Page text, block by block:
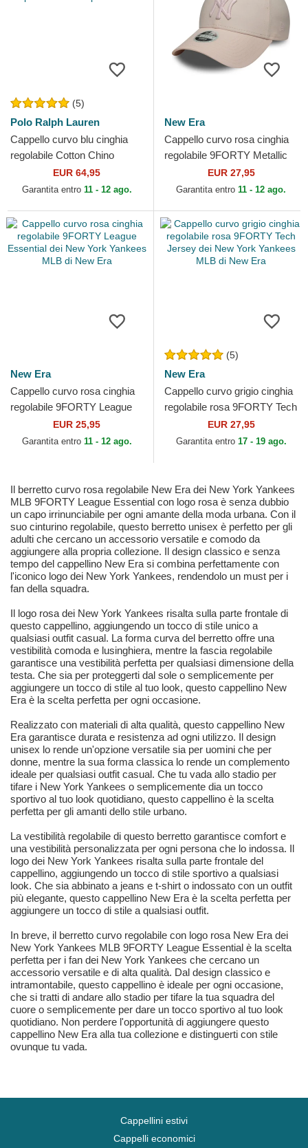
(5)
Polo Ralph Lauren
Cappello curvo blu cinghia
regolabile Cotton Chino
Classic Sport di Polo Ralph
Lauren
EUR 64,95
Garantita entro 11 - 12 ago.
New Era
Cappello curvo rosa cinghia
regolabile 9FORTY Metallic
dei New York Yankees MLB
di New Era
EUR 27,95
Garantita entro 11 - 12 ago.
New Era
Cappello curvo rosa cinghia
regolabile 9FORTY League
Essential dei New York
Yankees MLB di New Era
EUR 25,95
Garantita entro 11 - 12 ago.
(5)
New Era
Cappello curvo grigio cinghia
regolabile rosa 9FORTY Tech
Jersey dei New York
Yankees MLB di New Era
EUR 27,95
Garantita entro 17 - 19 ago.
Il berretto curvo rosa regolabile New Era dei New York Yankees
MLB 9FORTY League Essential con logo rosa è senza dubbio
un capo irrinunciabile per ogni amante della moda urbana. Con il
suo cinturino regolabile, questo berretto unisex è perfetto per gli
adulti che cercano un accessorio versatile e comodo da
aggiungere alla propria collezione. Il design classico e senza
tempo del cappellino New Era si combina perfettamente con
l'iconico logo dei New York Yankees, rendendolo un must per i
fan della squadra.
Il logo rosa dei New York Yankees risalta sulla parte frontale di
questo cappellino, aggiungendo un tocco di stile unico a
qualsiasi outfit casual. La forma curva del berretto offre una
vestibilità comoda e lusinghiera, mentre la fascia regolabile
garantisce una vestibilità perfetta per qualsiasi dimensione della
testa. Che sia per proteggerti dal sole o semplicemente per
aggiungere un tocco di stile al tuo look, questo cappellino New
Era è la scelta perfetta per ogni occasione.
Realizzato con materiali di alta qualità, questo cappellino New
Era garantisce durata e resistenza ad ogni utilizzo. Il design
unisex lo rende un'opzione versatile sia per uomini che per
donne, mentre la sua forma classica lo rende un complemento
ideale per qualsiasi outfit casual. Che tu vada allo stadio per
tifare i New York Yankees o semplicemente dia un tocco
sportivo al tuo look quotidiano, questo cappellino è la scelta
perfetta per gli amanti dello stile urbano.
La vestibilità regolabile di questo berretto garantisce comfort e
una vestibilità personalizzata per ogni persona che lo indossa. Il
logo dei New York Yankees risalta sulla parte frontale del
cappellino, aggiungendo un tocco di stile sportivo a qualsiasi
look. Che sia abbinato a jeans e t-shirt o indossato con un outfit
più elegante, questo cappellino New Era è la scelta perfetta per
aggiungere un tocco di stile a qualsiasi outfit.
In breve, il berretto curvo regolabile con logo rosa New Era dei
New York Yankees MLB 9FORTY League Essential è la scelta
perfetta per i fan dei New York Yankees che cercano un
accessorio versatile e di alta qualità. Dal design classico e
intramontabile, questo cappellino è ideale per ogni occasione,
che si tratti di andare allo stadio per tifare la tua squadra del
cuore o semplicemente per dare un tocco sportivo al tuo look
quotidiano. Non perdere l'opportunità di aggiungere questo
cappellino New Era alla tua collezione e distinguerti con stile
ovunque tu vada.
Cappellini estivi
Cappelli economici